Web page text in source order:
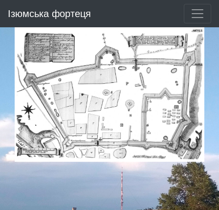
Ізюмська фортеця